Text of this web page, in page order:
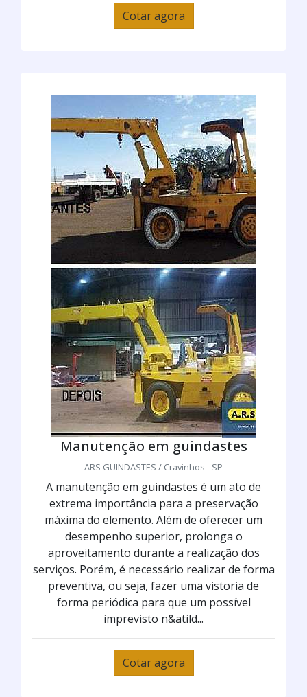
Cotar agora
Manutenção em guindastes
ARS GUINDASTES / Cravinhos - SP
A manutenção em guindastes é um ato de
extrema importância para a preservação
máxima do elemento. Além de oferecer um
desempenho superior, prolonga o
aproveitamento durante a realização dos
serviços. Porém, é necessário realizar de forma
preventiva, ou seja, fazer uma vistoria de
forma periódica para que um possível
imprevisto n&atild...
Cotar agora